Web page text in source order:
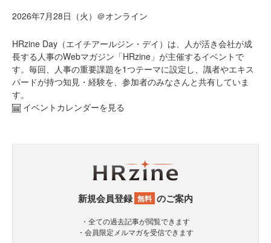
2026年7月28日（火）＠オンライン
HRzine Day（エイチアールジン・デイ）は、人が活き会社が成
長する人事のWebマガジン「HRzine」が主催するイベントで
す。毎回、人事の重要課題を1つテーマに設定し、識者やエキス
パードが持つ知見・経験を、参加者のみなさんと共有していま
す。
イベントカレンダーを見る
新規会員登録 無料 のご案内
・全ての過去記事が閲覧できます
・会員限定メルマガを受信できます